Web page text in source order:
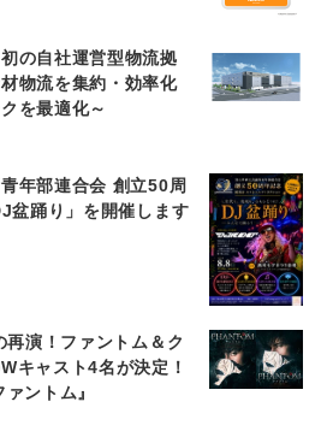
の自社運営型物流拠
物流を集約・効率化
を最適化～
年部連合会 創立50周
盆踊り」を開催します
演！ファントム＆ク
キャスト4名が決定！
ントム』